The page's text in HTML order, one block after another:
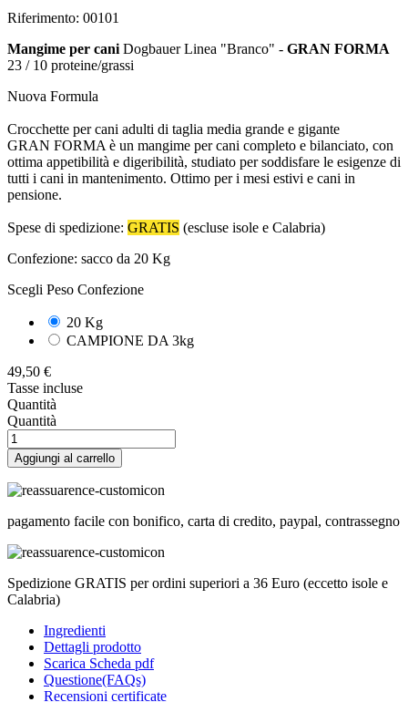
Riferimento: 00101
Mangime per cani Dogbauer Linea "Branco" - GRAN FORMA
23 / 10 proteine/grassi
Nuova Formula
Crocchette per cani adulti di taglia media grande e gigante
GRAN FORMA è un mangime per cani completo e bilanciato, con
ottima appetibilità e digeribilità, studiato per soddisfare le esigenze di
tutti i cani in mantenimento. Ottimo per i mesi estivi e cani in
pensione.
Spese di spedizione: GRATIS (escluse isole e Calabria)
Confezione: sacco da 20 Kg
Scegli Peso Confezione
20 Kg
CAMPIONE DA 3kg
49,50 €
Tasse incluse
Quantità
Quantità
Aggiungi al carrello
pagamento facile con bonifico, carta di credito, paypal, contrassegno
Spedizione GRATIS per ordini superiori a 36 Euro (eccetto isole e
Calabria)
Ingredienti
Dettagli prodotto
Scarica Scheda pdf
Questione(FAQs)
Recensioni certificate